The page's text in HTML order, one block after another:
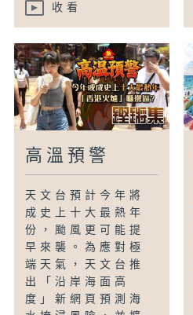
收看
高溫預警
天文台預計今年將
成史上十大最熱年
份，颱風更可能提
早來襲。為應對極
端天氣，天文台推
出「沿岸海面高
度」新網頁預測海